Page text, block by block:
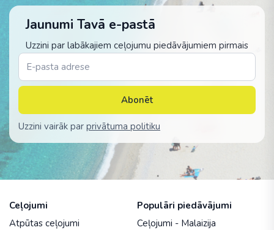
Jaunumi Tavā e-pastā
Uzzini par labākajiem ceļojumu piedāvājumiem pirmais
Abonēt
Uzzini vairāk par privātuma politiku
Ceļojumi
Atpūtas ceļojumi
Populāri piedāvājumi
Ceļojumi - Malaizija